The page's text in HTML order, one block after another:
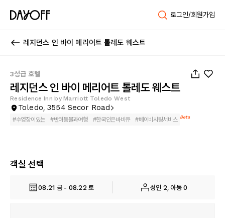
로그인/회원가입
레지던스 인 바이 메리어트 톨레도 웨스트
3성급 호텔
레지던스 인 바이 메리어트 톨레도 웨스트
Residence Inn by Marriott Toledo West
Toledo, 3554 Secor Road
#수영장이있는 #반려동물과여행 #한국인은바비큐 #베이비시팅서비스 Beta
객실 선택
08.21 금 - 08.22 토 성인 2, 아동 0